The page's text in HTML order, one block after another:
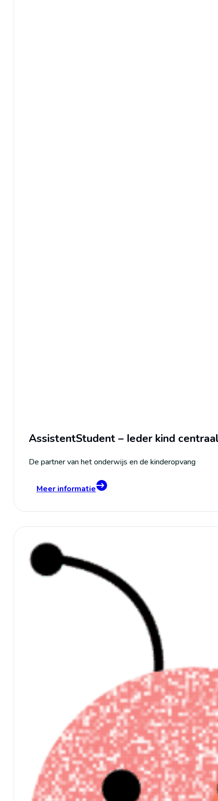
AssistentStudent – Ieder kind
De partner van het onderwijs en de kinderopvang
Meer informatie